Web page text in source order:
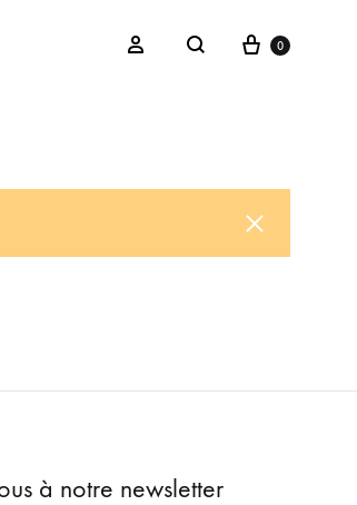
Sign in
Search
Cart
0
à notre newsletter